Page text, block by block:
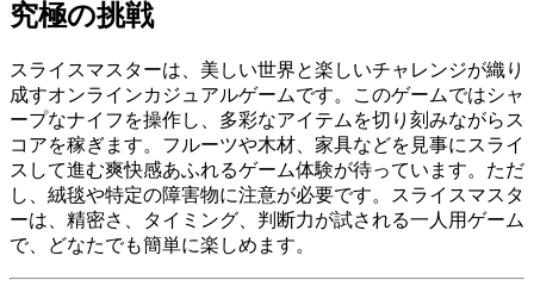
究極の挑戦
スライスマスターは、美しい世界と楽しいチャレンジが織り
成すオンラインカジュアルゲームです。このゲームではシャ
ープなナイフを操作し、多彩なアイテムを切り刻みながらス
コアを稼ぎます。フルーツや木材、家具などを見事にスライ
スして進む爽快感あふれるゲーム体験が待っています。ただ
し、絨毯や特定の障害物に注意が必要です。スライスマスタ
ーは、精密さ、タイミング、判断力が試される一人用ゲーム
で、どなたでも簡単に楽しめます。